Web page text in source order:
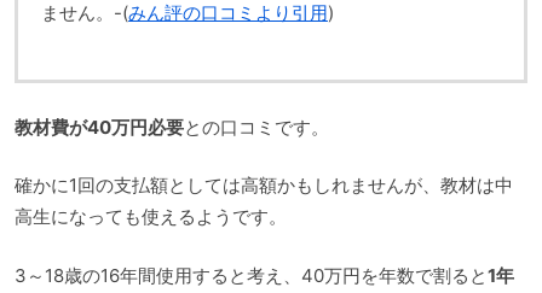
ません。-(みん評の口コミより引用)
教材費が40万円必要との口コミです。
確かに1回の支払額としては高額かもしれませんが、教材は中
高生になっても使えるようです。
3～18歳の16年間使用すると考え、40万円を年数で割ると1年